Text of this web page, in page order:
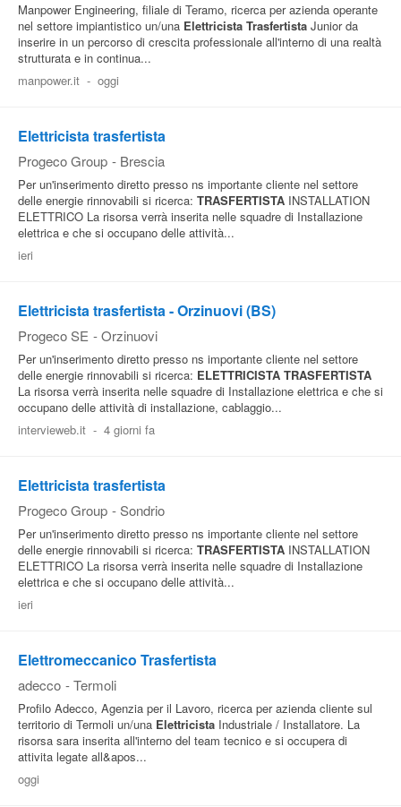
Manpower Engineering, filiale di Teramo, ricerca per azienda operante
nel settore impiantistico un/una Elettricista Trasfertista Junior da
inserire in un percorso di crescita professionale all'interno di una realtà
strutturata e in continua...
manpower.it - oggi
Elettricista trasfertista
Progeco Group - Brescia
Per un'inserimento diretto presso ns importante cliente nel settore
delle energie rinnovabili si ricerca: TRASFERTISTA INSTALLATION
ELETTRICO La risorsa verrà inserita nelle squadre di Installazione
elettrica e che si occupano delle attività...
ieri
Elettricista trasfertista - Orzinuovi (BS)
Progeco SE - Orzinuovi
Per un'inserimento diretto presso ns importante cliente nel settore
delle energie rinnovabili si ricerca: ELETTRICISTA TRASFERTISTA
La risorsa verrà inserita nelle squadre di Installazione elettrica e che si
occupano delle attività di installazione, cablaggio...
intervieweb.it - 4 giorni fa
Elettricista trasfertista
Progeco Group - Sondrio
Per un'inserimento diretto presso ns importante cliente nel settore
delle energie rinnovabili si ricerca: TRASFERTISTA INSTALLATION
ELETTRICO La risorsa verrà inserita nelle squadre di Installazione
elettrica e che si occupano delle attività...
ieri
Elettromeccanico Trasfertista
adecco - Termoli
Profilo Adecco, Agenzia per il Lavoro, ricerca per azienda cliente sul
territorio di Termoli un/una Elettricista Industriale / Installatore. La
risorsa sara inserita all'interno del team tecnico e si occupera di
attivita legate all&apos...
oggi